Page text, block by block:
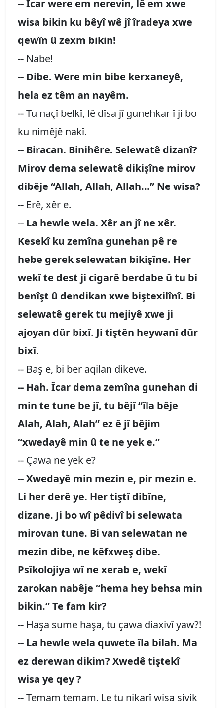
-- Îcar were em nerevin, lê em xwe
wisa bikin ku bêyî wê jî îradeya xwe
qewîn û zexm bikin!
-- Nabe!
-- Dibe. Were min bibe kerxaneyê,
hela ez têm an nayêm.
-- Tu naçî belkî, lê dîsa jî gunehkar î ji bo
ku nimêjê nakî.
-- Biracan. Binihêre. Selewatê dizanî?
Mirov dema selewatê dikişîne mirov
dibêje “Allah, Allah, Allah...” Ne wisa?
-- Erê, xêr e.
-- La hewle wela. Xêr an jî ne xêr.
Kesekî ku zemîna gunehan pê re
hebe gerek selewatan bikişîne. Her
wekî te dest ji cigarê berdabe û tu bi
benîşt û dendikan xwe biştexilînî. Bi
selewatê gerek tu mejiyê xwe ji
ajoyan dûr bixî. Ji tiştên heywanî dûr
bixî.
-- Baş e, bi ber aqilan dikeve.
-- Hah. Îcar dema zemîna gunehan di
min te tune be jî, tu bêjî “îla bêje
Alah, Alah, Alah” ez ê jî bêjim
“xwedayê min û te ne yek e.”
-- Çawa ne yek e?
-- Xwedayê min mezin e, pir mezin e.
Li her derê ye. Her tiştî dibîne,
dizane. Ji bo wî pêdivî bi selewata
mirovan tune. Bi van selewatan ne
mezin dibe, ne kêfxweş dibe.
Psîkolojiya wî ne xerab e, wekî
zarokan nabêje “hema hey behsa min
bikin.” Te fam kir?
-- Haşa sume haşa, tu çawa diaxivî yaw?!
-- La hewle wela quwete îla bilah. Ma
ez derewan dikim? Xwedê tiştekî
wisa ye qey ?
-- Temam temam. Le tu nikarî wisa sivik